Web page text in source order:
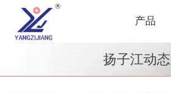
产品
扬子江动态